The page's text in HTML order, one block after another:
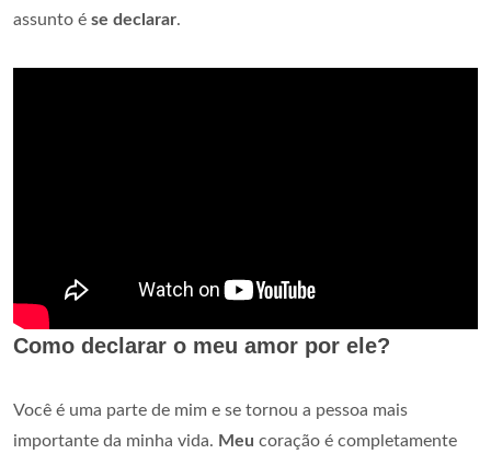
assunto é se declarar.
Como declarar o meu amor por ele?
Você é uma parte de mim e se tornou a pessoa mais
importante da minha vida. Meu coração é completamente